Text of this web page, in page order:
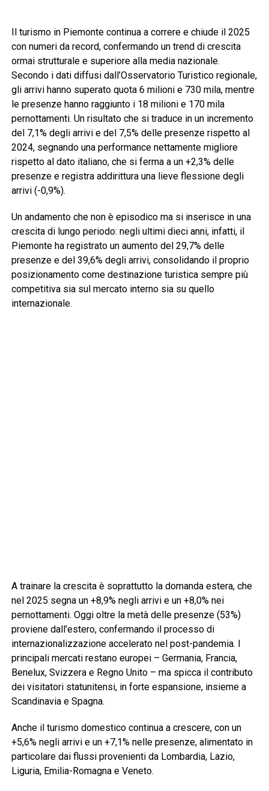
Il turismo in Piemonte continua a correre e chiude il 2025
con numeri da record, confermando un trend di crescita
ormai strutturale e superiore alla media nazionale.
Secondo i dati diffusi dall’Osservatorio Turistico regionale,
gli arrivi hanno superato quota 6 milioni e 730 mila, mentre
le presenze hanno raggiunto i 18 milioni e 170 mila
pernottamenti. Un risultato che si traduce in un incremento
del 7,1% degli arrivi e del 7,5% delle presenze rispetto al
2024, segnando una performance nettamente migliore
rispetto al dato italiano, che si ferma a un +2,3% delle
presenze e registra addirittura una lieve flessione degli
arrivi (-0,9%).
Un andamento che non è episodico ma si inserisce in una
crescita di lungo periodo: negli ultimi dieci anni, infatti, il
Piemonte ha registrato un aumento del 29,7% delle
presenze e del 39,6% degli arrivi, consolidando il proprio
posizionamento come destinazione turistica sempre più
competitiva sia sul mercato interno sia su quello
internazionale.
A trainare la crescita è soprattutto la domanda estera, che
nel 2025 segna un +8,9% negli arrivi e un +8,0% nei
pernottamenti. Oggi oltre la metà delle presenze (53%)
proviene dall’estero, confermando il processo di
internazionalizzazione accelerato nel post-pandemia. I
principali mercati restano europei – Germania, Francia,
Benelux, Svizzera e Regno Unito – ma spicca il contributo
dei visitatori statunitensi, in forte espansione, insieme a
Scandinavia e Spagna.
Anche il turismo domestico continua a crescere, con un
+5,6% negli arrivi e un +7,1% nelle presenze, alimentato in
particolare dai flussi provenienti da Lombardia, Lazio,
Liguria, Emilia-Romagna e Veneto.